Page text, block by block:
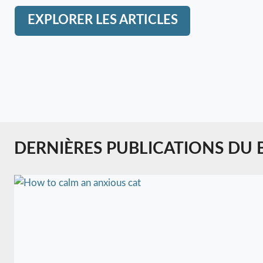
EXPLORER LES ARTICLES
DERNIÈRES PUBLICATIONS DU